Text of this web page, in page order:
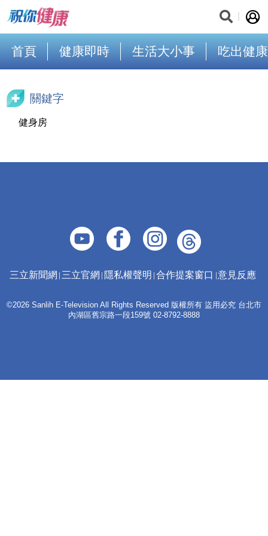
首頁 健康即時 生活大小事 吃出健康
關鍵字
健身房
三立新聞網 三立官網 隱私權聲明 合作提案窗口 意見反應
©2026 Sanlih E-Television All Rights Reserved 版權所有 盜用必究 台北市
內湖區舊宗路一段159號 02-8792-8888